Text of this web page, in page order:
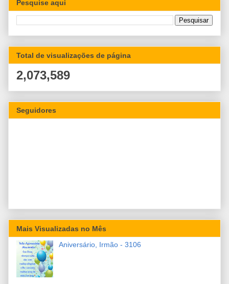
Pesquise aqui
Total de visualizações de página
2,073,589
Seguidores
Mais Visualizadas no Mês
Aniversário, Irmão - 3106